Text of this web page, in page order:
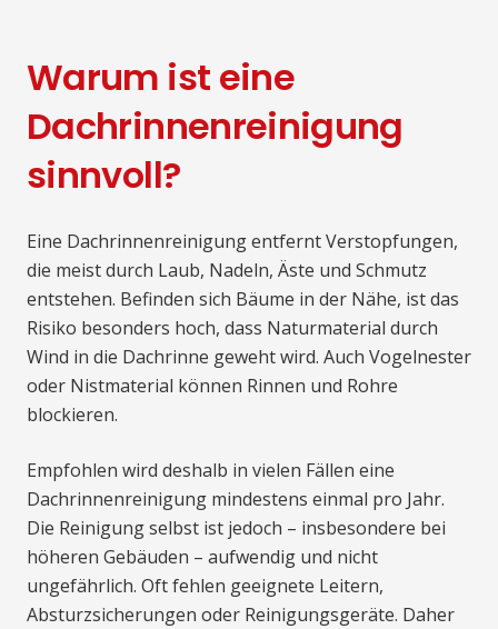
Warum ist eine
Dachrinnenreinigung
sinnvoll?
Eine Dachrinnenreinigung entfernt Verstopfungen,
die meist durch Laub, Nadeln, Äste und Schmutz
entstehen. Befinden sich Bäume in der Nähe, ist das
Risiko besonders hoch, dass Naturmaterial durch
Wind in die Dachrinne geweht wird. Auch Vogelnester
oder Nistmaterial können Rinnen und Rohre
blockieren.
Empfohlen wird deshalb in vielen Fällen eine
Dachrinnenreinigung mindestens einmal pro Jahr.
Die Reinigung selbst ist jedoch – insbesondere bei
höheren Gebäuden – aufwendig und nicht
ungefährlich. Oft fehlen geeignete Leitern,
Absturzsicherungen oder Reinigungsgeräte. Daher